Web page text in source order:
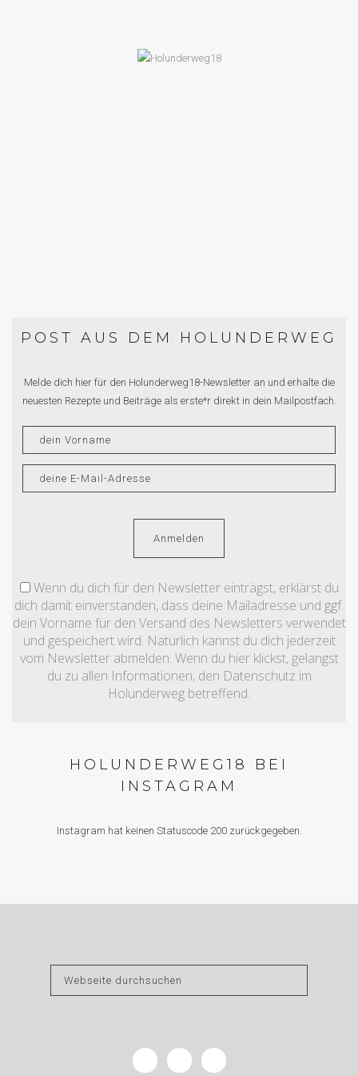
POST AUS DEM HOLUNDERWEG
Melde dich hier für den Holunderweg18-Newsletter an und erhalte die
neuesten Rezepte und Beiträge als erste*r direkt in dein Mailpostfach.
Wenn du dich für den Newsletter einträgst, erklärst du
dich damit einverstanden, dass deine Mailadresse und ggf.
dein Vorname für den Versand des Newsletters verwendet
und gespeichert wird. Natürlich kannst du dich jederzeit
vom Newsletter abmelden. Wenn du hier klickst, gelangst
du zu allen Informationen, den Datenschutz im
Holunderweg betreffend.
HOLUNDERWEG18 BEI
INSTAGRAM
Instagram hat keinen Statuscode 200 zurückgegeben.